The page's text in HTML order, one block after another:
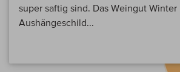
super saftig sind. Das Weingut Winter
Aushängeschild...